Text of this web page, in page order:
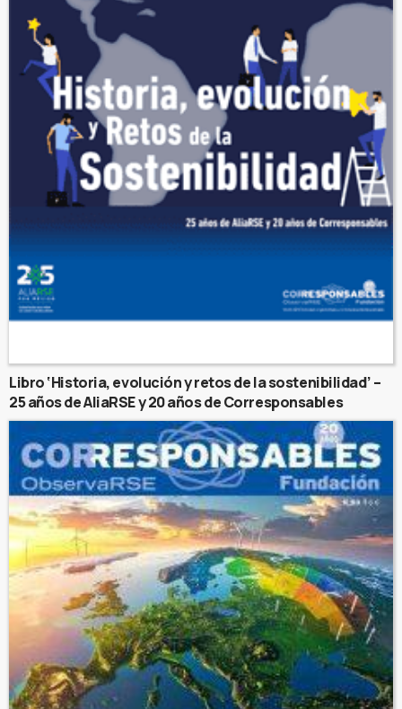
Libro ‘Historia, evolución y retos de la sostenibilidad’ –
25 años de AliaRSE y 20 años de Corresponsables